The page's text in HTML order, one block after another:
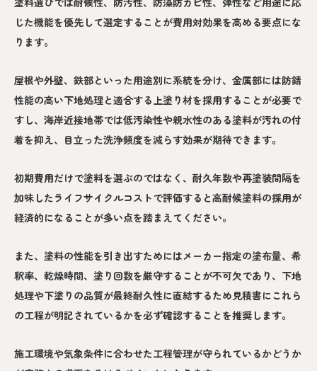
じた機能を優先して選定することが費用対効果を高める要点にな
ります。
屋根や外壁、鉄部といった用途別に系統を分け、金属部には防錆
性能の高い下地処理と適合する上塗り材を採用することが必要で
すし、海岸近接地帯では低汚染性や親水性のある塗料が汚れの付
着を抑え、目立った洗浄頻度を減らす効果が期待できます。
初期費用だけで塗料を選ぶのではなく、耐久年数や再塗装間隔を
加味したライフサイクルコストで評価すると高耐候塗料の採用が
経済的になることが多い点を踏まえてください。
また、塗料の性能を引き出すためにはメーカー指定の塗布量、希
釈率、乾燥時間、塗り回数を厳守することが不可欠であり、下地
処理や下塗りの品質が最終耐久性に直結するため見積書にこれら
の工程が明記されているかを必ず確認することを推奨します。
施工環境や気象条件に合わせた工程管理が守られているかどうか